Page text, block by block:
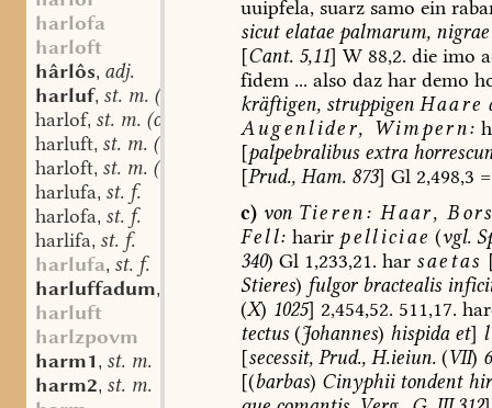
harlofa
harloft
hârlôs, adj.
harluf, st. m. (oder n.?)
harlof, st. m. (oder n.?)
harluft, st. m. (oder n.?)
harloft, st. m. (oder n.?)
harlufa, st. f.
harlofa, st. f.
harlifa, st. f.
harlufa, st. f.
harluffadum,
harluft
harlzpovm
harm1, st. m.
harm2, st. m.
uuipfela,suarzsamo ein
sicutelataepalmarum,nigrae
[Cant.5,11] W88,2. dieimo
fidem... also dazhardemo
kräftigen,struppigen Haare
Augenlider, Wimpern:
[palpebralibusextra
[Prud., Ham.873] Gl2,498,3 =
c) von Tieren: Haar,
Fell: harir pelliciae (vgl.
340) Gl1,233,21. har saetas
Stieres) fulgorbractealis
(X) 1025] 2,454,52. 511,17.
tectus(Johannes) hispidaet]
[secessit,Prud.,H.ieiun.(VII)
[(barbas) Cinyphiitondent